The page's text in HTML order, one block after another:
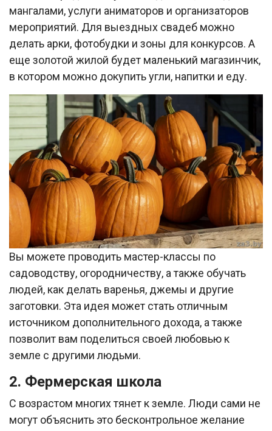
мангалами, услуги аниматоров и организаторов
мероприятий. Для выездных свадеб можно
делать арки, фотобудки и зоны для конкурсов. А
еще золотой жилой будет маленький магазинчик,
в котором можно докупить угли, напитки и еду.
Вы можете проводить мастер-классы по
садоводству, огородничеству, а также обучать
людей, как делать варенья, джемы и другие
заготовки. Эта идея может стать отличным
источником дополнительного дохода, а также
позволит вам поделиться своей любовью к
земле с другими людьми.
2. Фермерская школа
С возрастом многих тянет к земле. Люди сами не
могут объяснить это бесконтрольное желание